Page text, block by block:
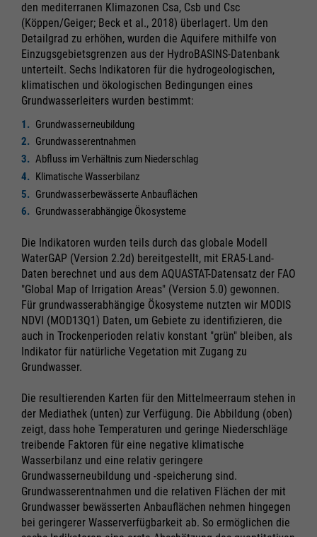
den mediterranen Klimazonen Csa, Csb und Csc
(Köppen/Geiger; Beck et al., 2018) überlagert. Um den
Detailgrad zu erhöhen, wurden die Aquifere mithilfe von
Einzugsgebietsgrenzen aus der HydroBASINS-Datenbank
unterteilt. Sechs Indikatoren für die hydrogeologischen,
klimatischen und ökologischen Bedingungen eines
Grundwasserleiters wurden bestimmt:
Grundwasserneubildung
Grundwasserentnahmen
Abfluss im Verhältnis zum Niederschlag
Klimatische Wasserbilanz
Grundwasserbewässerte Anbauflächen
Grundwasserabhängige Ökosysteme
Die Indikatoren wurden teils durch das globale Modell
WaterGAP (Version 2.2d) bereitgestellt, mit ERA5-Land-
Daten berechnet und aus dem AQUASTAT-Datensatz der FAO
"Global Map of Irrigation Areas" (Version 5.0) gewonnen.
Für grundwasserabhängige Ökosysteme nutzten wir MODIS
NDVI (MOD13Q1) Daten, um Gebiete zu identifizieren, die
auch in Trockenperioden relativ konstant "grün" bleiben, als
Indikator für natürliche Vegetation mit Zugang zu
Grundwasser.
Die resultierenden Karten für den Mittelmeerraum stehen in
der Mediathek (unten) zur Verfügung. Die Abbildung (oben)
zeigt, dass hohe Temperaturen und geringe Niederschläge
treibende Faktoren für eine negative klimatische
Wasserbilanz und eine relativ geringere
Grundwasserneubildung und -speicherung sind.
Grundwasserentnahmen und die relativen Flächen der mit
Grundwasser bewässerten Anbauflächen nehmen hingegen
bei geringerer Wasserverfügbarkeit ab. So ermöglichen die